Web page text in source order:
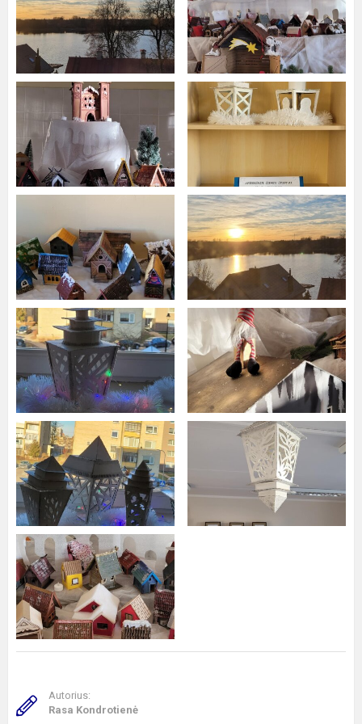
Autorius:
Rasa Kondrotienė